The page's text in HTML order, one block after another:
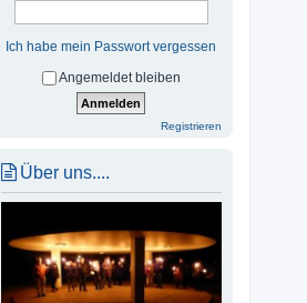
Ich habe mein Passwort vergessen
Angemeldet bleiben
Registrieren
Über uns....